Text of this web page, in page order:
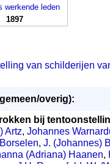
werkende leden
1897
van schilderijen
overig):
bij
Artz, Johannes
, J. (Johannes)
(Adriana) Haanen,